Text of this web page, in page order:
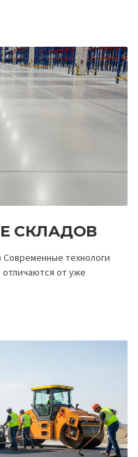
СКЛАДОВ
Современные технологи
от уже